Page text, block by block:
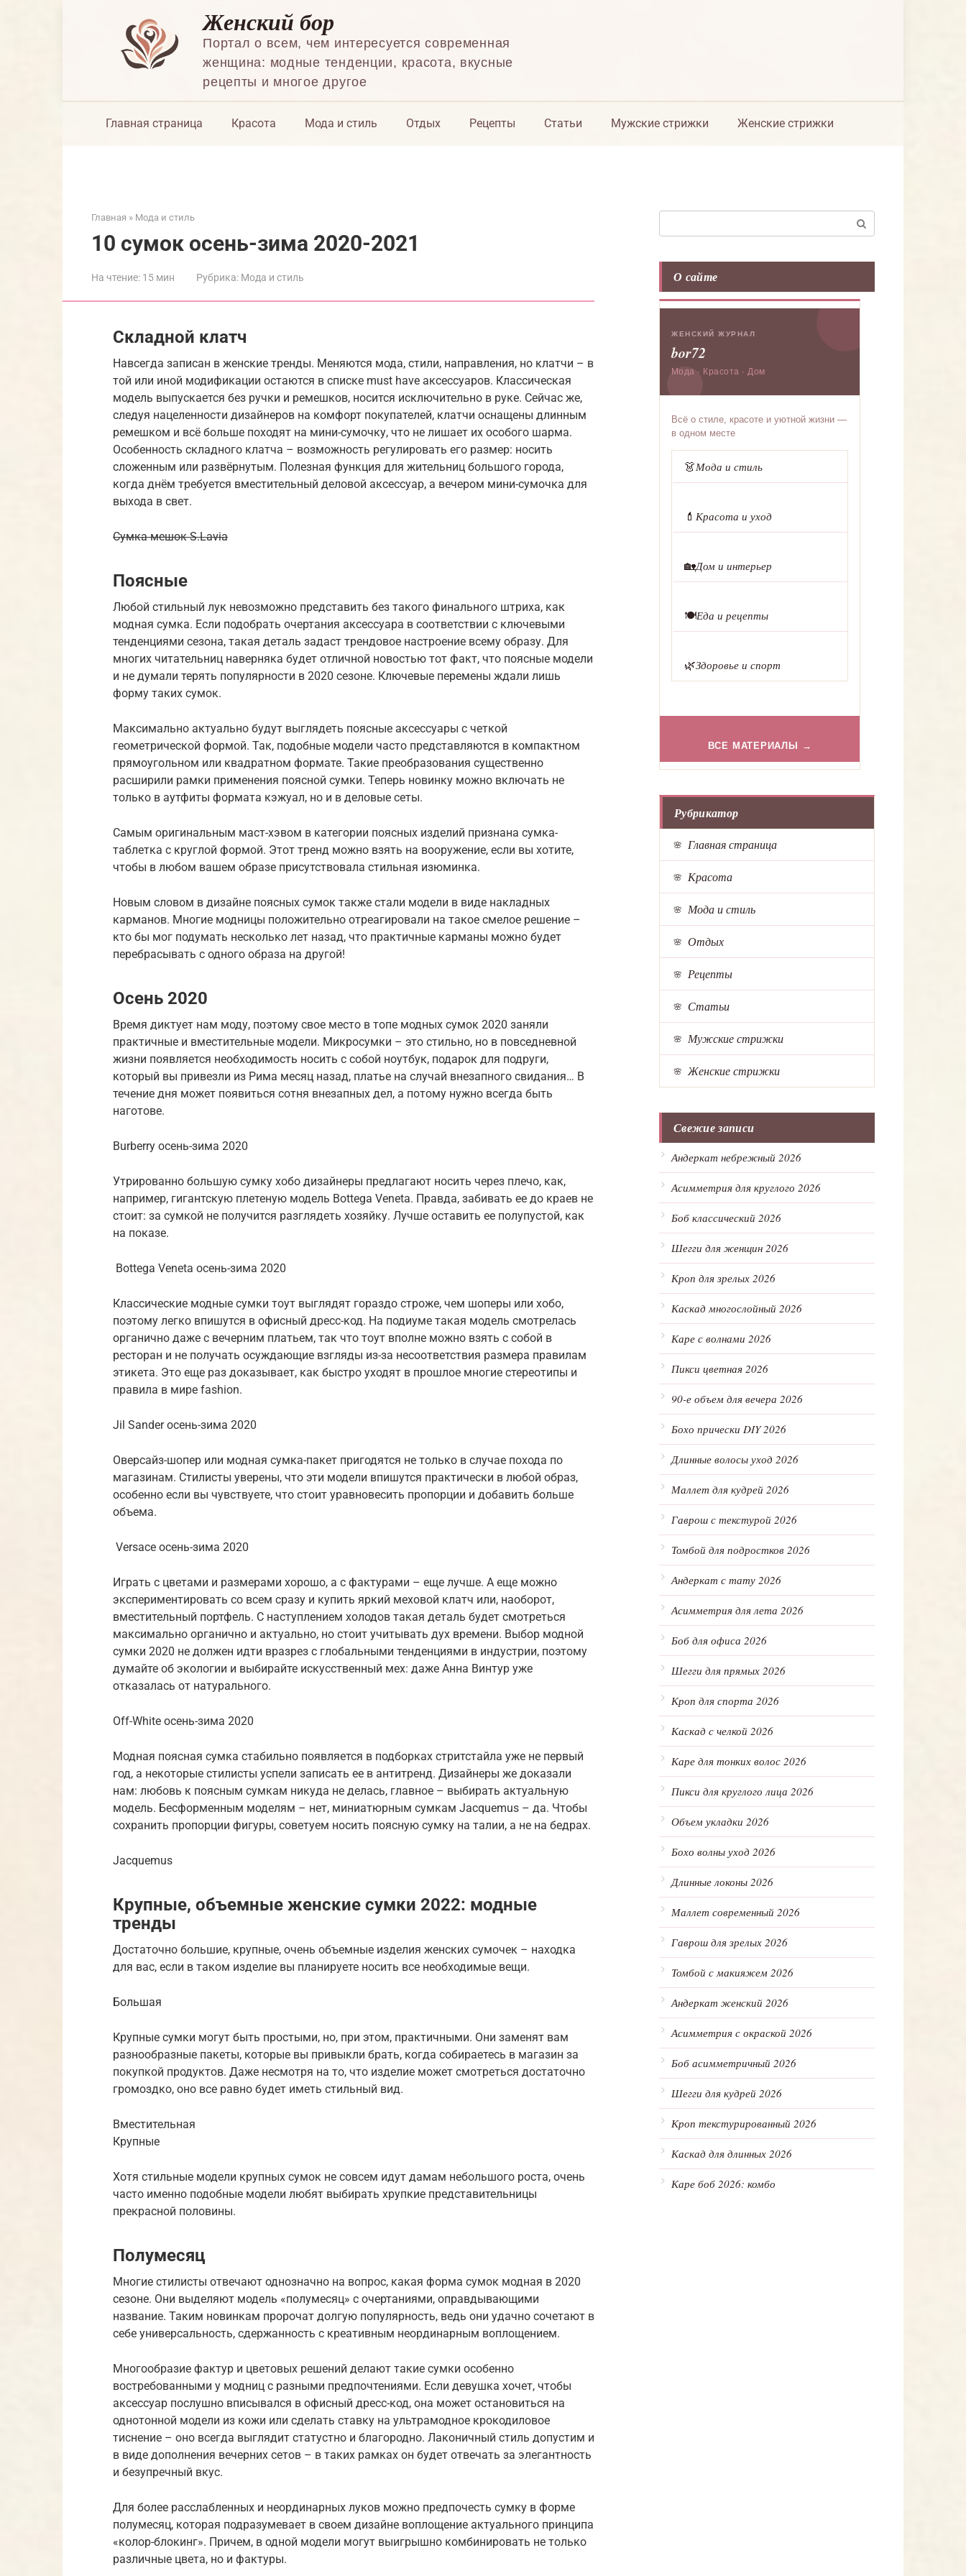
Женский бор
Портал о всем, чем интересуется современная
женщина: модные тенденции, красота, вкусные
рецепты и многое другое
Главная страница Красота Мода и стиль Отдых Рецепты Статьи Мужские стрижки Женские стрижки
Главная » Мода и стиль
10 сумок осень-зима 2020-2021
На чтение: 15 мин Рубрика: Мода и стиль
Складной клатч
Навсегда записан в женские тренды. Меняются мода, стили, направления, но клатчи – в
той или иной модификации остаются в списке must have аксессуаров. Классическая
модель выпускается без ручки и ремешков, носится исключительно в руке. Сейчас же,
следуя нацеленности дизайнеров на комфорт покупателей, клатчи оснащены длинным
ремешком и всё больше походят на мини-сумочку, что не лишает их особого шарма.
Особенность складного клатча – возможность регулировать его размер: носить
сложенным или развёрнутым. Полезная функция для жительниц большого города,
когда днём требуется вместительный деловой аксессуар, а вечером мини-сумочка для
выхода в свет.
Сумка мешок S.Lavia
Поясные
Любой стильный лук невозможно представить без такого финального штриха, как
модная сумка. Если подобрать очертания аксессуара в соответствии с ключевыми
тенденциями сезона, такая деталь задаст трендовое настроение всему образу. Для
многих читательниц наверняка будет отличной новостью тот факт, что поясные модели
и не думали терять популярности в 2020 сезоне. Ключевые перемены ждали лишь
форму таких сумок.
Максимально актуально будут выглядеть поясные аксессуары с четкой
геометрической формой. Так, подобные модели часто представляются в компактном
прямоугольном или квадратном формате. Такие преобразования существенно
расширили рамки применения поясной сумки. Теперь новинку можно включать не
только в аутфиты формата кэжуал, но и в деловые сеты.
Самым оригинальным маст-хэвом в категории поясных изделий признана сумка-
таблетка с круглой формой. Этот тренд можно взять на вооружение, если вы хотите,
чтобы в любом вашем образе присутствовала стильная изюминка.
Новым словом в дизайне поясных сумок также стали модели в виде накладных
карманов. Многие модницы положительно отреагировали на такое смелое решение –
кто бы мог подумать несколько лет назад, что практичные карманы можно будет
перебрасывать с одного образа на другой!
Осень 2020
Время диктует нам моду, поэтому свое место в топе модных сумок 2020 заняли
практичные и вместительные модели. Микросумки – это стильно, но в повседневной
жизни появляется необходимость носить с собой ноутбук, подарок для подруги,
который вы привезли из Рима месяц назад, платье на случай внезапного свидания… В
течение дня может появиться сотня внезапных дел, а потому нужно всегда быть
наготове.
Burberry осень-зима 2020
Утрированно большую сумку хобо дизайнеры предлагают носить через плечо, как,
например, гигантскую плетеную модель Bottega Veneta. Правда, забивать ее до краев не
стоит: за сумкой не получится разглядеть хозяйку. Лучше оставить ее полупустой, как
на показе.
Bottega Veneta осень-зима 2020
Классические модные сумки тоут выглядят гораздо строже, чем шоперы или хобо,
поэтому легко впишутся в офисный дресс-код. На подиуме такая модель смотрелась
органично даже с вечерним платьем, так что тоут вполне можно взять с собой в
ресторан и не получать осуждающие взгляды из-за несоответствия размера правилам
этикета. Это еще раз доказывает, как быстро уходят в прошлое многие стереотипы и
правила в мире fashion.
Jil Sander осень-зима 2020
Оверсайз-шопер или модная сумка-пакет пригодятся не только в случае похода по
магазинам. Стилисты уверены, что эти модели впишутся практически в любой образ,
особенно если вы чувствуете, что стоит уравновесить пропорции и добавить больше
объема.
Versace осень-зима 2020
Играть с цветами и размерами хорошо, а с фактурами – еще лучше. А еще можно
экспериментировать со всем сразу и купить яркий меховой клатч или, наоборот,
вместительный портфель. С наступлением холодов такая деталь будет смотреться
максимально органично и актуально, но стоит учитывать дух времени. Выбор модной
сумки 2020 не должен идти вразрез с глобальными тенденциями в индустрии, поэтому
думайте об экологии и выбирайте искусственный мех: даже Анна Винтур уже
отказалась от натурального.
Off-White осень-зима 2020
Модная поясная сумка стабильно появляется в подборках стритстайла уже не первый
год, а некоторые стилисты успели записать ее в антитренд. Дизайнеры же доказали
нам: любовь к поясным сумкам никуда не делась, главное – выбирать актуальную
модель. Бесформенным моделям – нет, миниатюрным сумкам Jacquemus – да. Чтобы
сохранить пропорции фигуры, советуем носить поясную сумку на талии, а не на бедрах.
Jacquemus
Крупные, объемные женские сумки 2022: модные
тренды
Достаточно большие, крупные, очень объемные изделия женских сумочек – находка
для вас, если в таком изделие вы планируете носить все необходимые вещи.
Большая
Крупные сумки могут быть простыми, но, при этом, практичными. Они заменят вам
разнообразные пакеты, которые вы привыкли брать, когда собираетесь в магазин за
покупкой продуктов. Даже несмотря на то, что изделие может смотреться достаточно
громоздко, оно все равно будет иметь стильный вид.
Вместительная
Крупные
Хотя стильные модели крупных сумок не совсем идут дамам небольшого роста, очень
часто именно подобные модели любят выбирать хрупкие представительницы
прекрасной половины.
Полумесяц
Многие стилисты отвечают однозначно на вопрос, какая форма сумок модная в 2020
сезоне. Они выделяют модель «полумесяц» с очертаниями, оправдывающими
название. Таким новинкам пророчат долгую популярность, ведь они удачно сочетают в
себе универсальность, сдержанность с креативным неординарным воплощением.
Многообразие фактур и цветовых решений делают такие сумки особенно
востребованными у модниц с разными предпочтениями. Если девушка хочет, чтобы
аксессуар послушно вписывался в офисный дресс-код, она может остановиться на
однотонной модели из кожи или сделать ставку на ультрамодное крокодиловое
тиснение – оно всегда выглядит статустно и благородно. Лаконичный стиль допустим и
в виде дополнения вечерних сетов – в таких рамках он будет отвечать за элегантность
и безупречный вкус.
Для более расслабленных и неординарных луков можно предпочесть сумку в форме
полумесяц, которая подразумевает в своем дизайне воплощение актуального принципа
«колор-блокинг». Причем, в одной модели могут выигрышно комбинировать не только
различные цвета, но и фактуры.
О сайте
ЖЕНСКИЙ ЖУРНАЛ
bor72
Мода · Красота · Дом
Всё о стиле, красоте и уютной жизни —
в одном месте
👗Мода и стиль
💄 Красота и уход
🏡Дом и интерьер
🍽️Еда и рецепты
🌿Здоровье и спорт
ВСЕ МАТЕРИАЛЫ →
Рубрикатор
Главная страница
Красота
Мода и стиль
Отдых
Рецепты
Статьи
Мужские стрижки
Женские стрижки
Свежие записи
Андеркат небрежный 2026
Асимметрия для круглого 2026
Боб классический 2026
Шегги для женщин 2026
Кроп для зрелых 2026
Каскад многослойный 2026
Каре с волнами 2026
Пикси цветная 2026
90-е объем для вечера 2026
Бохо прически DIY 2026
Длинные волосы уход 2026
Маллет для кудрей 2026
Гаврош с текстурой 2026
Томбой для подростков 2026
Андеркат с тату 2026
Асимметрия для лета 2026
Боб для офиса 2026
Шегги для прямых 2026
Кроп для спорта 2026
Каскад с челкой 2026
Каре для тонких волос 2026
Пикси для круглого лица 2026
Объем укладки 2026
Бохо волны уход 2026
Длинные локоны 2026
Маллет современный 2026
Гаврош для зрелых 2026
Томбой с макияжем 2026
Андеркат женский 2026
Асимметрия с окраской 2026
Боб асимметричный 2026
Шегги для кудрей 2026
Кроп текстурированный 2026
Каскад для длинных 2026
Каре боб 2026: комбо